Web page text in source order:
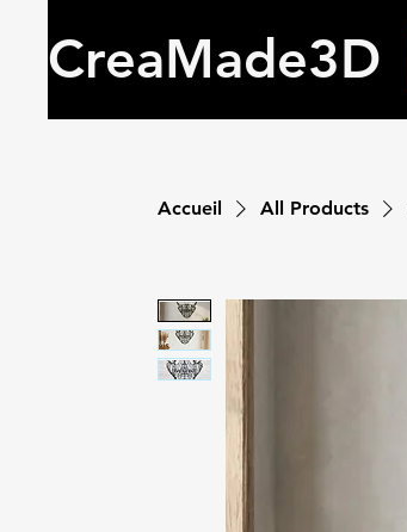
CreaMade3D
Accueil All Products